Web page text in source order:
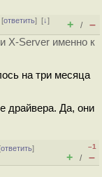
[ответить][↓]
+ / –
X-Server именно к
на три месяца
драйвера. Да, они
ответить]
–1
+ / –